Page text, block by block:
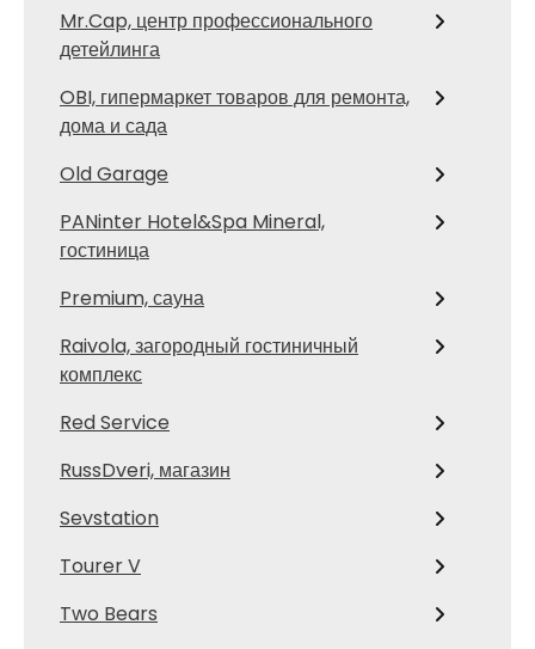
Mr.Cap, центр профессионального
детейлинга
OBI, гипермаркет товаров для ремонта,
дома и сада
Old Garage
PANinter Hotel&Spa Mineral,
гостиница
Premium, сауна
Raivola, загородный гостиничный
комплекс
Red Service
RussDveri, магазин
Sevstation
Tourer V
Two Bears